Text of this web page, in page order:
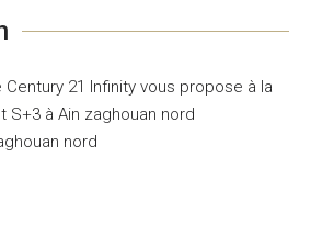
Century 21 Infinity vous propose à la
S+3 à Ain zaghouan nord
nord